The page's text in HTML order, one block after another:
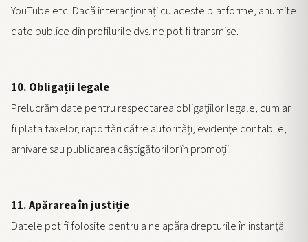
YouTube etc. Dacă interacționați cu aceste platforme, anumite
date publice din profilurile dvs. ne pot fi transmise.
10. Obligații legale
Prelucrăm date pentru respectarea obligațiilor legale, cum ar
fi plata taxelor, raportări către autorități, evidențe contabile,
arhivare sau publicarea câștigătorilor în promoții.
11. Apărarea în justiție
Datele pot fi folosite pentru a ne apăra drepturile în instanță